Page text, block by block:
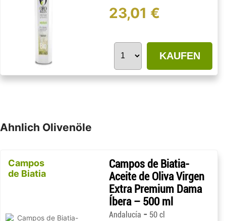
23,01 €
KAUFEN
Ahnlich Olivenöle
Campos
de Biatia
Campos de Biatia-
Aceite de Oliva Virgen
Extra Premium Dama
Íbera – 500 ml
Andalucía - 50 cl